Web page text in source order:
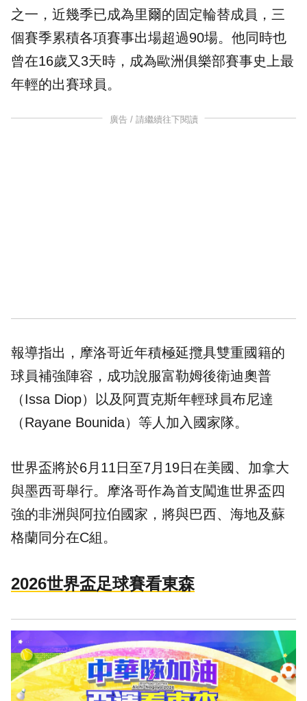
之一，近幾季已成為里爾的固定輪替成員，三
個賽季累積各項賽事出場超過90場。他同時也
曾在16歲又3天時，成為歐洲俱樂部賽事史上最
年輕的出賽球員。
廣告 / 請繼續往下閱讀
報導指出，摩洛哥近年積極延攬具雙重國籍的
球員補強陣容，成功說服富勒姆後衛迪奧普
（Issa Diop）以及阿賈克斯年輕球員布尼達
（Rayane Bounida）等人加入國家隊。
世界盃將於6月11日至7月19日在美國、加拿大
與墨西哥舉行。摩洛哥作為首支闖進世界盃四
強的非洲與阿拉伯國家，將與巴西、海地及蘇
格蘭同分在C組。
2026世界盃足球賽看東森